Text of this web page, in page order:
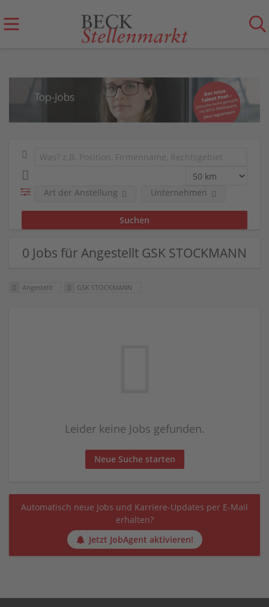
Art der Anstellung Unternehmen
0 Jobs für Angestellt GSK STOCKMANN
Angestellt GSK STOCKMANN
Leider keine Jobs gefunden.
Neue Suche starten
Automatisch neue Jobs und Karriere-Updates per E-Mail
erhalten?
Jetzt JobAgent aktivieren!